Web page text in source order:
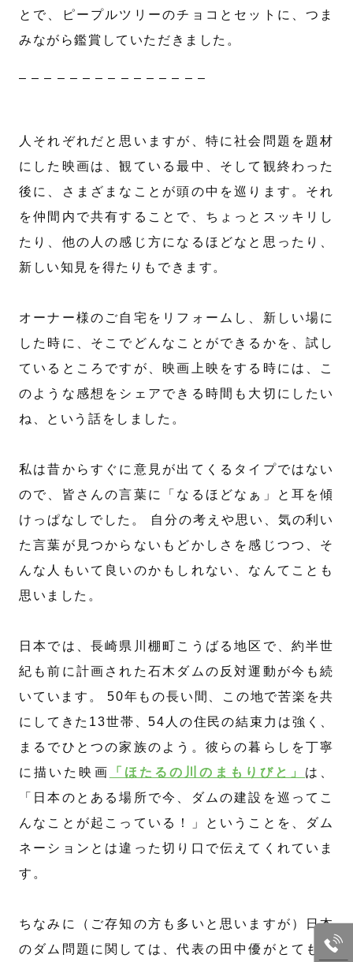
とで、ピープルツリーのチョコとセットに、つま
みながら鑑賞していただきました。
– – – – – – – – – – – – – – –
人それぞれだと思いますが、特に社会問題を題材
にした映画は、観ている最中、そして観終わった
後に、さまざまなことが頭の中を巡ります。それ
を仲間内で共有することで、ちょっとスッキリし
たり、他の人の感じ方になるほどなと思ったり、
新しい知見を得たりもできます。
オーナー様のご自宅をリフォームし、新しい場に
した時に、そこでどんなことができるかを、試し
ているところですが、映画上映をする時には、こ
のような感想をシェアできる時間も大切にしたい
ね、という話をしました。
私は昔からすぐに意見が出てくるタイプではない
ので、皆さんの言葉に「なるほどなぁ」と耳を傾
けっぱなしでした。 自分の考えや思い、気の利い
た言葉が見つからないもどかしさを感じつつ、そ
んな人もいて良いのかもしれない、なんてことも
思いました。
日本では、長崎県川棚町こうばる地区で、約半世
紀も前に計画された石木ダムの反対運動が今も続
いています。 50年もの長い間、この地で苦楽を共
にしてきた13世帯、54人の住民の結束力は強く、
まるでひとつの家族のよう。彼らの暮らしを丁寧
に描いた映画
「ほたるの川のまもりびと」 は、
「日本のとある場所で今、ダムの建設を巡ってこ
んなことが起こっている！」ということを、ダム
ネーションとは違った切り口で伝えてくれていま
す。
ちなみに（ご存知の方も多いと思いますが）日本
のダム問題に関しては、代表の田中優がとても詳